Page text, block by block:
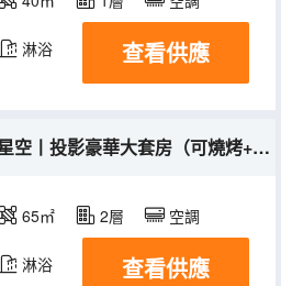
淋浴 查看供應
星空丨投影豪華大套房（可燒烤+棋牌桌）
65㎡ 2層 空調
淋浴 查看供應